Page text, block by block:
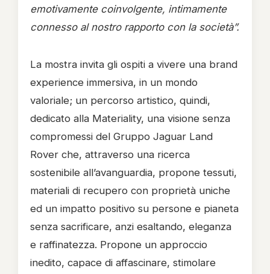
emotivamente coinvolgente, intimamente
connesso al nostro rapporto con la società”.
La mostra invita gli ospiti a vivere una brand
experience immersiva, in un mondo
valoriale; un percorso artistico, quindi,
dedicato alla Materiality, una visione senza
compromessi del Gruppo Jaguar Land
Rover che, attraverso una ricerca
sostenibile all’avanguardia, propone tessuti,
materiali di recupero con proprietà uniche
ed un impatto positivo su persone e pianeta
senza sacrificare, anzi esaltando, eleganza
e raffinatezza. Propone un approccio
inedito, capace di affascinare, stimolare